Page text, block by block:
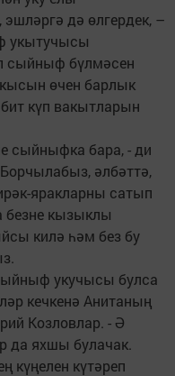
дә өлгердек, –
укытучысы
сыйныф бүлмәсен
өчен барлык
күп вакытларын
сыйныфка бара, - ди
әлбәттә,
яракларны сатып
кызыклы
килә һәм без бу
укучысы булса
кечкенә Анитаның
Козловлар. - Ә
да яхшы булачак.
күңелен күтәреп